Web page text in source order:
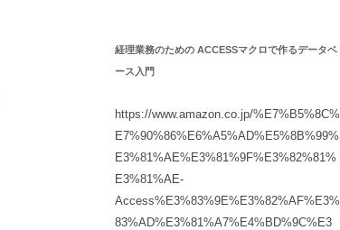
経理業務のための ACCESSマクロで作るデータベ
ース入門
https://www.amazon.co.jp/%E7%B5%8C%
E7%90%86%E6%A5%AD%E5%8B%99%
E3%81%AE%E3%81%9F%E3%82%81%
E3%81%AE-
Access%E3%83%9E%E3%82%AF%E3%
83%AD%E3%81%A7%E4%BD%9C%E3